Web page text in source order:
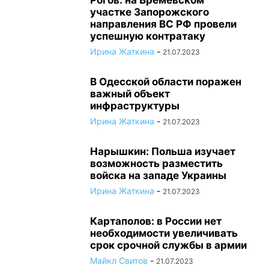
участке Запорожского
направления ВС РФ провели
успешную контратаку
Ирина Жаткина - 21.07.2023
В Одесской области поражен
важный объект
инфраструктуры
Ирина Жаткина - 21.07.2023
Нарышкин: Польша изучает
возможность разместить
войска на западе Украины
Ирина Жаткина - 21.07.2023
Картаполов: в России нет
необходимости увеличивать
срок срочной службы в армии
Майкл Свитов - 21.07.2023